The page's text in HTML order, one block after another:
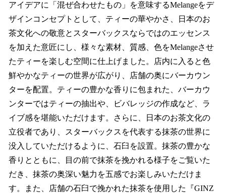
アイデアに「混ぜ合わせたもの」を意味するMelangeをデ
ザインコンセプトとして、ティーの華やかさ、日本のお
茶文化への敬意とスターバックスならではのエッセンス
を加えた意匠にし、様々な素材、質感、色をMelangeさせ
たティーを楽しむ空間に仕上げました。店内に入ると色
鮮やかなティーの世界が広がり、店舗の奥にバーカウン
ターを配置。ティーの豊かな香りに包まれた、バーカウ
ンターではティーの抽出や、ビバレッジの作成など、ラ
イブ感を堪能いただけます。さらに、日本のお茶文化の
立役者であり、スターバックスを代表する抹茶の世界に
没入していただけるように、石臼を設置。抹茶の豊かな
香りとともに、目の前で抹茶を挽かれる様子をご覧いた
だき、抹茶の奥深い魅力を五感でお楽しみいただけま
す。また、店舗の石臼で挽かれた抹茶を使用した『GINZ